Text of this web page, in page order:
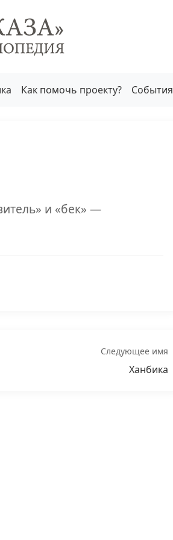
Как помочь проекту? События
и «бек» —
Следующее имя
Ханбика